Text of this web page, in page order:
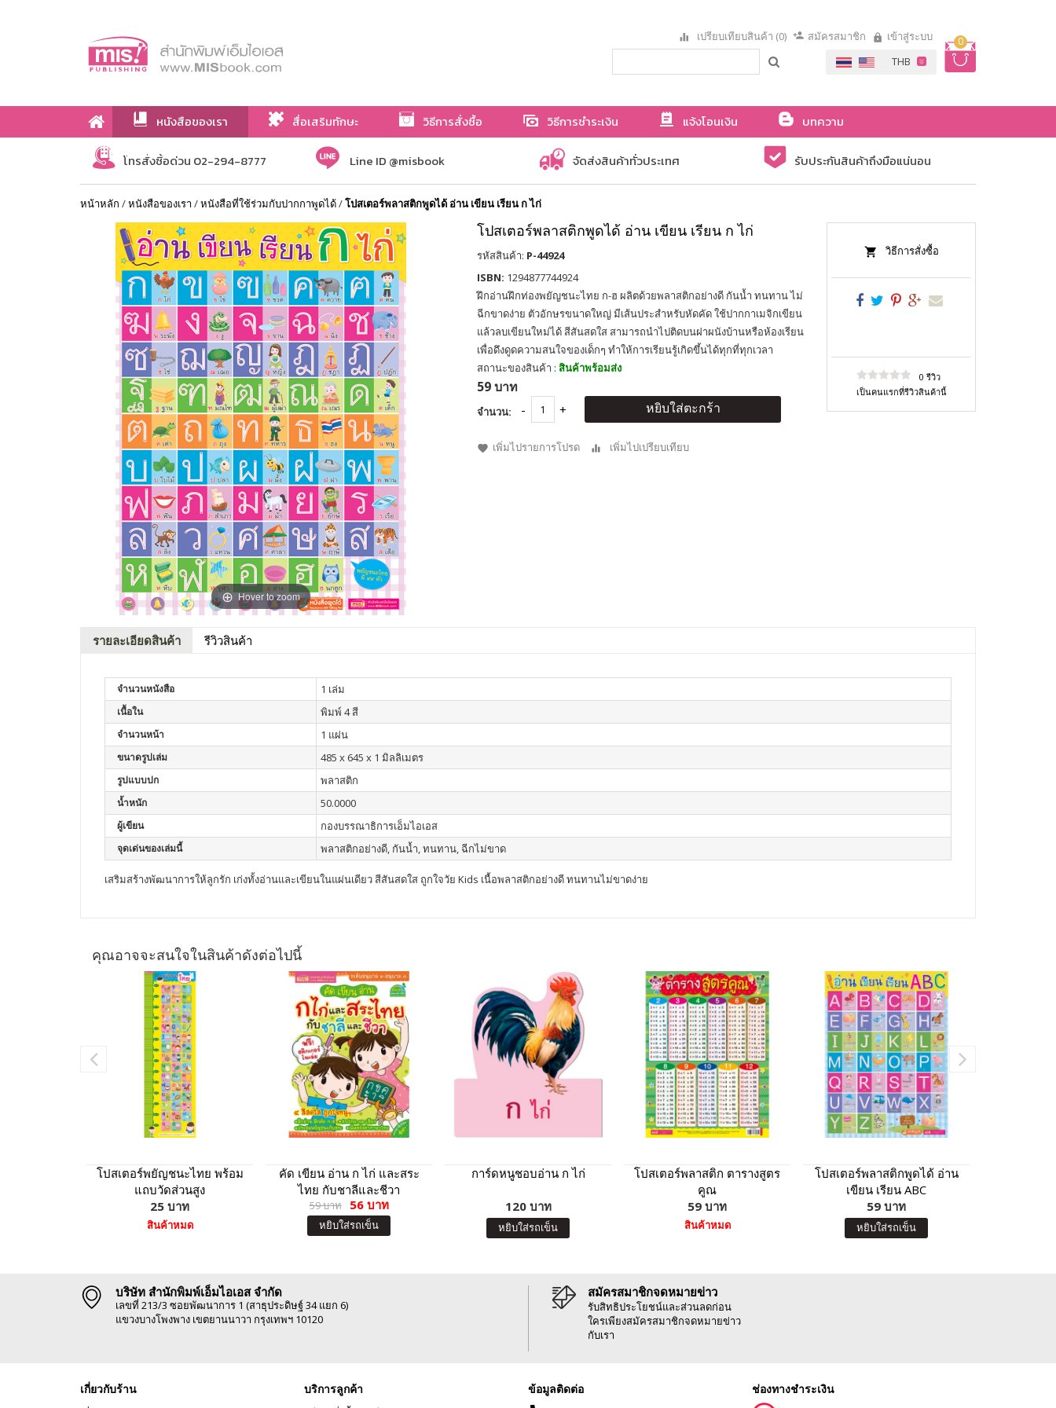
0
เปรียบเทียบสินค้า (0) สมัครสมาชิก เข้าสู่ระบบ
หนังสือของเรา สื่อเสริมทักษะ วิธีการสั่งซื้อ วิธีการชำระเงิน แจ้งโอนเงิน
บทความ
เกี่ยวกับเรา
โทรสั่งซื้อด่วน 02-294-8777 Line ID @misbook จัดส่งสินค้าทั่วประเทศ รับประกันสินค้าถึงมือแน่นอน
หน้าหลัก /หนังสือของเรา /หนังสือที่ใช้ร่วมกับปากกาพูดได้/โปสเตอร์พลาสติกพูดได้ อ่าน เขียน เรียน ก ไก่
Hover to zoom
โปสเตอร์พลาสติกพูดได้ อ่าน เขียน เรียน ก ไก่
รหัสสินค้า: P-44924
ISBN: 1294877744924
ฝึกอ่านฝึกท่องพยัญชนะไทย ก-ฮ ผลิตด้วยพลาสติกอย่างดี กันน้ำ ทนทาน ไม่
ฉีกขาดง่าย ตัวอักษรขนาดใหญ่ มีเส้นประสำหรับหัดคัด ใช้ปากกาเมจิกเขียน
แล้วลบเขียนใหม่ได้ สีสันสดใส สามารถนำไปติดบนฝาผนังบ้านหรือห้องเรียน
เพื่อดึงดูดความสนใจของเด็กๆ ทำให้การเรียนรู้เกิดขึ้นได้ทุกที่ทุกเวลา
สถานะของสินค้า : สินค้าพร้อมส่ง
59 บาท
จำนวน: หยิบใส่ตะกร้า
เพิ่มไปรายการโปรด เพิ่มไปเปรียบเทียบ
วิธีการสั่งซื้อ
0 รีวิว
เป็นคนแรกที่รีวิวสินค้านี้
รายละเอียดสินค้า รีวิวสินค้า
จำนวนหนังสือ 1 เล่ม
เนื้อใน พิมพ์ 4 สี
จำนวนหน้า 1 แผ่น
ขนาดรูปเล่ม 485 x 645 x 1 มิลลิเมตร
รูปแบบปก พลาสติก
น้ำหนัก 50.0000
ผู้เขียน กองบรรณาธิการเอ็มไอเอส
จุดเด่นของเล่มนี้ พลาสติกอย่างดี, กันน้ำ, ทนทาน, ฉีกไม่ขาด
เสริมสร้างพัฒนาการให้ลูกรัก เก่งทั้งอ่านและเขียนในแผ่นเดียว สีสันสดใส ถูกใจวัย Kids เนื้อพลาสติกอย่างดี ทนทานไม่ขาดง่าย
คุณอาจจะสนใจในสินค้าดังต่อไปนี้
โปสเตอร์พยัญชนะไทย พร้อม
แถบวัดส่วนสูง
25 บาท
สินค้าหมด
คัด เขียน อ่าน ก ไก่ และสระ
ไทย กับชาลีและชีวา
59 บาท 56 บาท
หยิบใส่รถเข็น
การ์ดหนูชอบอ่าน ก ไก่
120 บาท
หยิบใส่รถเข็น
โปสเตอร์พลาสติก ตารางสูตร
คูณ
59 บาท
สินค้าหมด
โปสเตอร์พลาสติกพูดได้ อ่าน
เขียน เรียน ABC
59 บาท
หยิบใส่รถเข็น
บริษัท สำนักพิมพ์เอ็มไอเอส จำกัด
เลขที่ 213/3 ซอยพัฒนาการ 1 (สาธุประดิษฐ์ 34 แยก 6)
แขวงบางโพงพาง เขตยานนาวา กรุงเทพฯ 10120
สมัครสมาชิกจดหมายข่าว
รับสิทธิประโยชน์และส่วนลดก่อน
ใครเพียงสมัครสมาชิกจดหมายข่าว
กับเรา
เกี่ยวกับร้าน บริการลูกค้า ข้อมูลติดต่อ ช่องทางชำระเงิน